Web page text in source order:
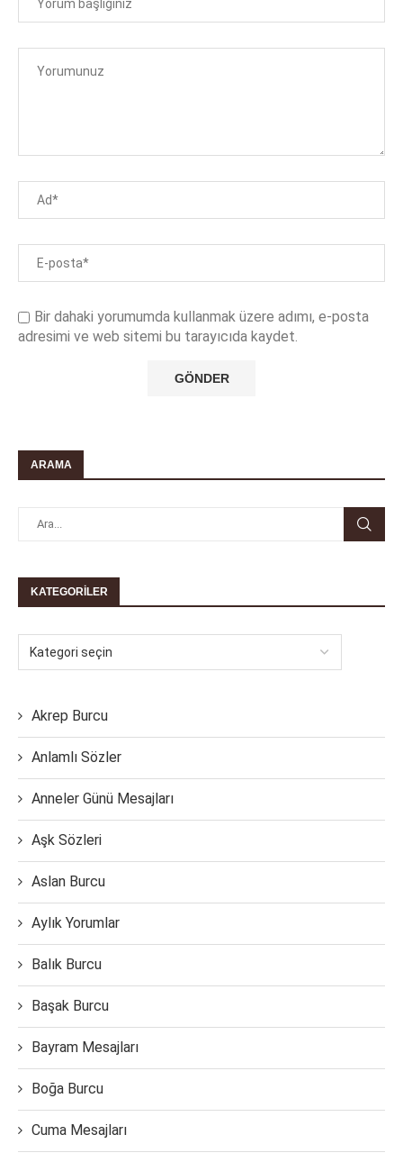
Bir dahaki yorumumda kullanmak üzere adımı, e-posta
adresimi ve web sitemi bu tarayıcıda kaydet.
ARAMA
KATEGORILER
Akrep Burcu
Anlamlı Sözler
Anneler Günü Mesajları
Aşk Sözleri
Aslan Burcu
Aylık Yorumlar
Balık Burcu
Başak Burcu
Bayram Mesajları
Boğa Burcu
Cuma Mesajları